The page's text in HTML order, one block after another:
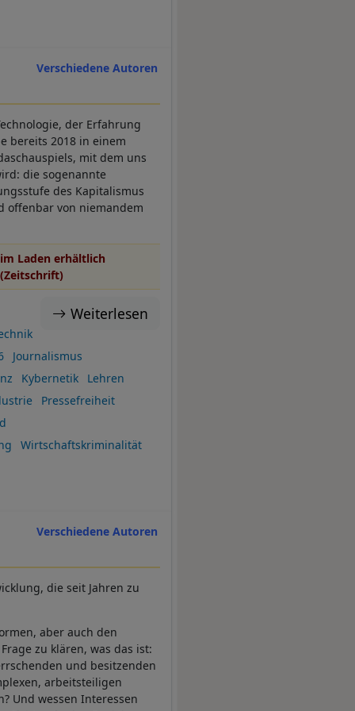
Verschiedene Autoren
der Erfahrung
bereits 2018 in einem
mit dem uns
die sogenannte
des Kapitalismus
offenbar von niemandem
im Laden erhältlich
(Zeitschrift)
Weiterlesen
Journalismus
Kybernetik
Lehren
Pressefreiheit
Wirtschaftskriminalität
Verschiedene Autoren
die seit Jahren zu
aber auch den
zu klären, was das ist:
und besitzenden
arbeitsteiligen
Und wessen Interessen